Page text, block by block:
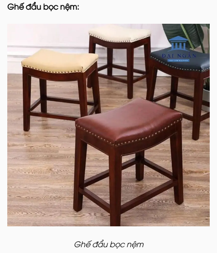
Ghế đẩu bọc nệm:
Ghế đẩu bọc nệm